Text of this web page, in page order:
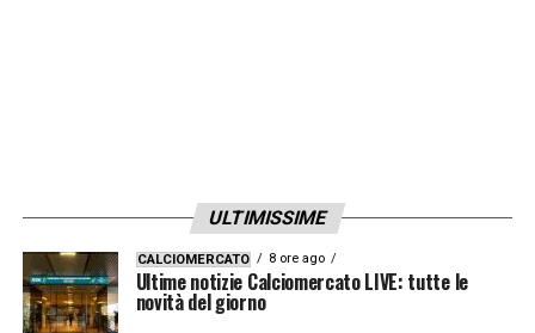
proporsi, a iniziare la manovra e inserirsi.
Faceva anche gol importanti».
VERRATTI-ANTOGNONI –
ULTIMISSIME
CALCIOMERCATO 8 ore ago
Ultime notizie Calciomercato LIVE: tutte le
novità del giorno